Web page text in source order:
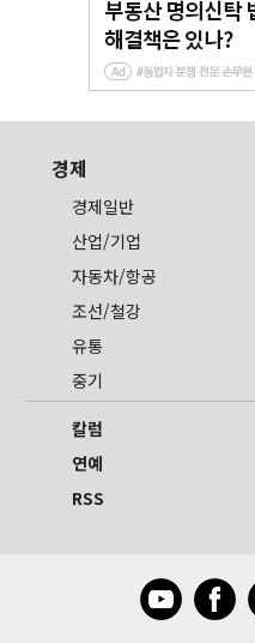
경제
경제일반
산업/기업
자동차/항공
조선/철강
유통
중기
칼럼
연예
RSS